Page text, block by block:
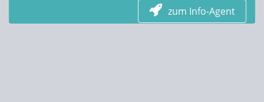
zum Info-Agent